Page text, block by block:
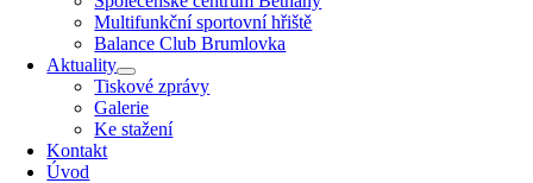
Multifunkční sportovní hřiště
Balance Club Brumlovka
Aktuality
Tiskové zprávy
Galerie
Ke stažení
Kontakt
Úvod